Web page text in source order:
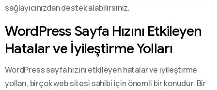
sağlayıcınızdan destek alabilirsiniz.
WordPress Sayfa Hızını Etkileyen
Hatalar ve İyileştirme Yolları
WordPress sayfa hızını etkileyen hatalar ve iyileştirme
yolları, birçok web sitesi sahibi için önemli bir konudur. Bir